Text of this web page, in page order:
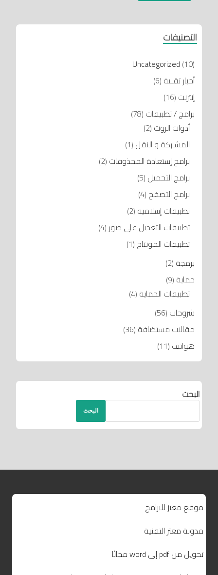
التصنيفات
Uncategorized (10)
أخبار تقنية (6)
إنترنت (16)
برامج / تطبيقات (78)
أدوات الروت (2)
المشاركة و النقل (1)
برامج إستعادة المحذوفات (2)
برامج التحميل (5)
برامج التصفح (4)
تطبيقات إسلامية (2)
تطبيقات التعديل على صور (4)
تطبيقات المونتاج (1)
برمجة (2)
حماية (9)
تطبيقات الحماية (4)
شروحات (56)
مقالات مستضافة (36)
هواتف (11)
البحث
البحث
موقع معتز للبرامج
مدونة معتز التقنية
تحويل من pdf إلى word مجانًا